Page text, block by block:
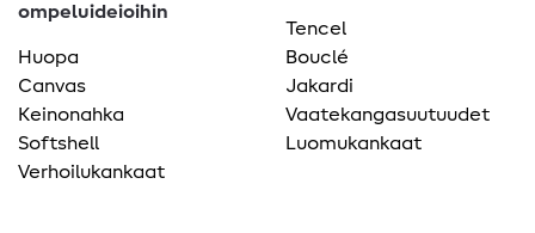
ompeluideioihin
Huopa
Canvas
Keinonahka
Softshell
Verhoilukankaat
Tencel
Bouclé
Jakardi
Vaatekangasuutuudet
Luomukankaat